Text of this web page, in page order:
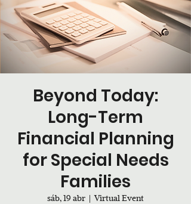
Beyond Today:
Long-Term
Financial Planning
for Special Needs
Families
sáb, 19 abr
  |
Virtual Event